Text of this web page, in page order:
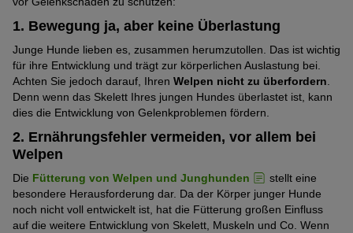
1. Bewegung ja, aber keine Überlastung
Junge Hunde lieben es, zusammen herumzutollen. Das ist wichtig
für ihre Entwicklung und trägt zur körperlichen Auslastung bei.
Achten Sie jedoch darauf, Ihren Welpen nicht zu überfordern
Denn wenn das Skelett Ihres jungen Hundes überlastet ist, kann
dies die Entwicklung von Gelenkproblemen fördern.
2. Ernährungsfehler vermeiden, vor allem bei
Welpen
Die Fütterung von Welpen und Junghunden
stellt eine
besondere Herausforderung dar. Da der Körper junger Hunde
noch nicht voll entwickelt ist, hat die Fütterung großen Einfluss
auf die weitere Entwicklung von Skelett, Muskeln und Co. Wenn